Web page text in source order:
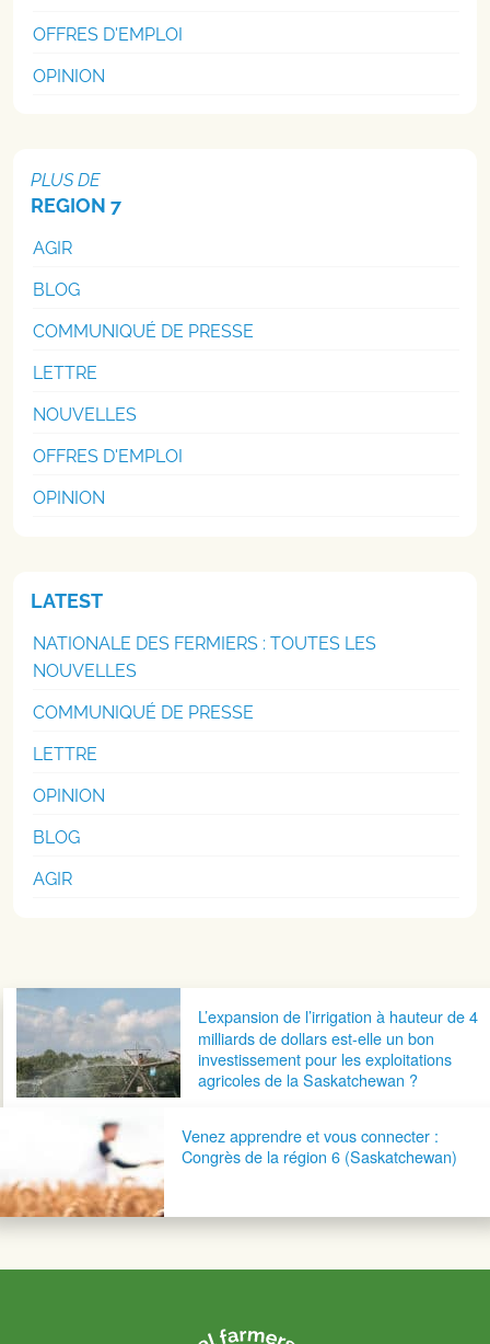
OFFRES D'EMPLOI
OPINION
PLUS DE
REGION 7
AGIR
BLOG
COMMUNIQUÉ DE PRESSE
LETTRE
NOUVELLES
OFFRES D'EMPLOI
OPINION
LATEST
NATIONALE DES FERMIERS : TOUTES LES
NOUVELLES
COMMUNIQUÉ DE PRESSE
LETTRE
OPINION
BLOG
AGIR
Navigation postaleL’expansion de l’irrigation à hauteur de 4
milliards de dollars est-elle un bon
investissement pour les exploitations
agricoles de la Saskatchewan ?
Venez apprendre et vous connecter :
Congrès de la région 6 (Saskatchewan)